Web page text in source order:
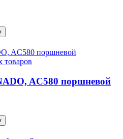
товаров
AC580 поршневой